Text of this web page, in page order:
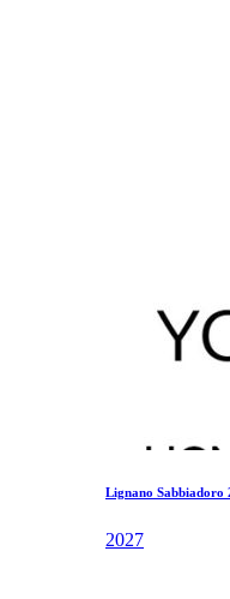
Lignano Sabbiadoro
2027